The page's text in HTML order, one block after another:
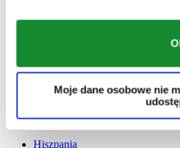
Moje dane osobowe nie
English
Dania
France
Hiszpania